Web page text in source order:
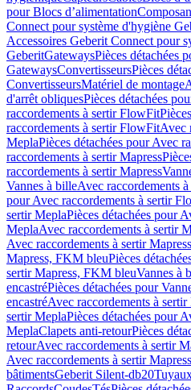
pour Blocs d’alimentation
Connect pour système d'hygiène
Accessoires Geberit Connect pour
GeberitGatewaysPièces détachées
GatewaysConvertisseursPièces
ConvertisseursMatériel de montage
d'arrêt obliquesPièces détachées
raccordements à sertir FlowFit
raccordements à sertir FlowFitAvec
MeplaPièces détachées pour Avec
raccordements à sertir Mapress
raccordements à sertir Mapress
Vannes à billeAvec raccordements
pour Avec raccordements à sertir
sertir MeplaPièces détachées pour
MeplaAvec raccordements à sertir
Avec raccordements à sertir Mapress
Mapress, FKM bleuPièces
sertir Mapress, FKM bleuVannes à
encastréPièces détachées pour
encastréAvec raccordements à
sertir MeplaPièces détachées pour
MeplaClapets anti-retourPièces
retourAvec raccordements à sertir
Avec raccordements à sertir Mapress
bâtimentsGeberit Silent-db20